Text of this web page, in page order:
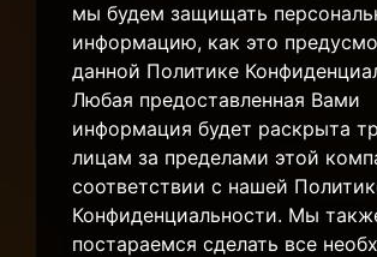
мы будем защищать
информацию, как это
данной Политике
Любая предоставленная Вами
информация будет раскрыта
лицам за пределами этой
соответствии с нашей
Конфиденциальности. Мы
постараемся сделать все